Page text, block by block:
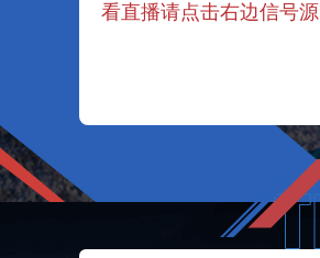
看直播请点击右边信号源